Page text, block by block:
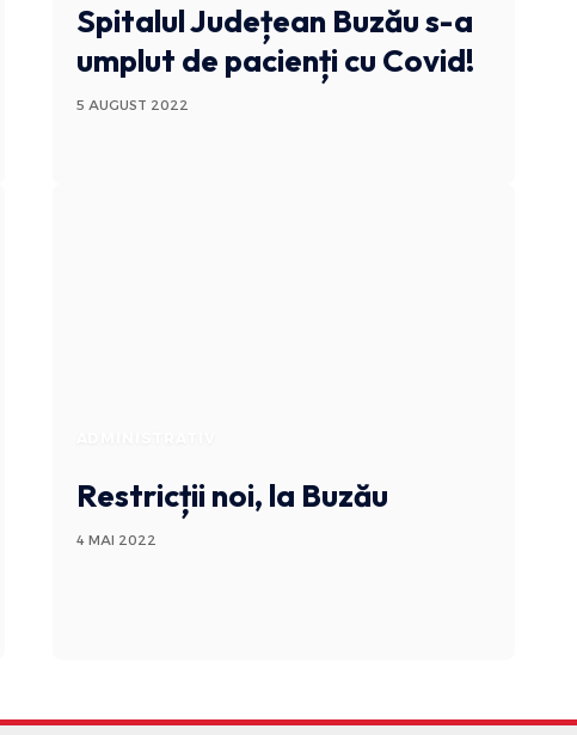
Spitalul Județean Buzău s-a
umplut de pacienți cu Covid!
5 AUGUST 2022
Restricții noi, la Buzău
4 MAI 2022